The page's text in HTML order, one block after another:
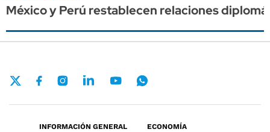
México y Perú restablecen relaciones
INFORMACIÓN GENERAL
ECONOMÍA